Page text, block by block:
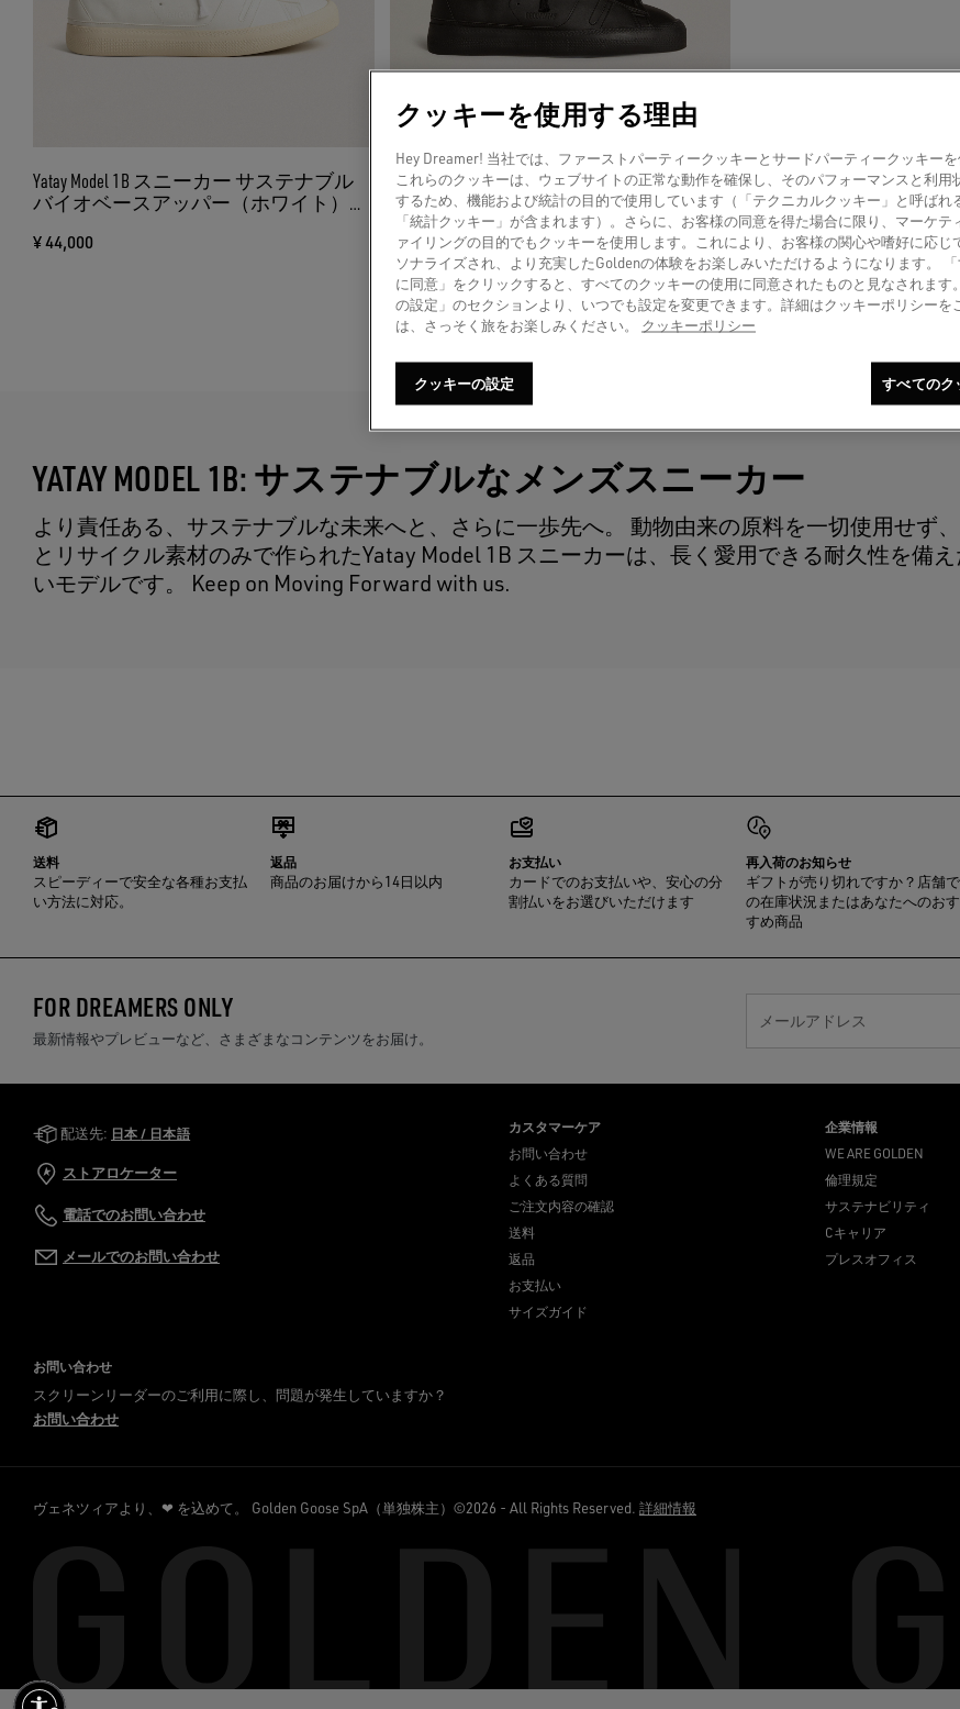
Yatay Model 1B スニーカー サステナブル
バイオベースアッパー（ホワイト）
¥ 44,000
Yatay Model 1B スニーカー サステナブル
バイオベースアッパー Y（ブラック）
¥ 44,000
YATAY MODEL 1B: サステナブルなメンズスニーカー
より責任ある、サステナブルな未来へと、さらに一歩先へ。 動物由来の原料を一切使用せず
とリサイクル素材のみで作られたYatay Model 1B スニーカーは、長く愛用できる耐久性を備
いモデルです。 Keep on Moving Forward with us.
送料
スピーディーで安全な各種お支払
い方法に対応。
返品
商品のお届けから14日以内
お支払い
カードでのお支払いや、安心の分
割払いをお選びいただけます
再入荷のお知らせ
ギフトが売り切れですか？店舗で
の在庫状況またはあなたへのおす
すめ商品
FOR DREAMERS ONLY
最新情報やプレビューなど、さまざまなコンテンツをお届け。
メールアドレス
Golden Goose Services
配送先: 日本 / 日本語
ストアロケーター
電話でのお問い合わせ
メールでのお問い合わせ
カスタマーケア
お問い合わせ
よくある質問
ご注文内容の確認
送料
返品
お支払い
サイズガイド
企業情報
WE ARE GOLDEN
倫理規定
サステナビリティ
Cキャリア
プレスオフィス
お問い合わせ
スクリーンリーダーのご利用に際し、問題が発生していますか？
お問い合わせ
ヴェネツィアより、❤ を込めて。 Golden Goose SpA（単独株主）©2026 - All Rights Reserved. 詳細情報
クッキーを使用する理由
Hey Dreamer! 当社では、ファーストパーティークッキーとサードパーティークッキーを
これらのクッキーは、ウェブサイトの正常な動作を確保し、そのパフォーマンスと利用
するため、機能および統計の目的で使用しています（「テクニカルクッキー」と呼ばれ
「統計クッキー」が含まれます）。さらに、お客様の同意を得た場合に限り、マーケテ
ァイリングの目的でもクッキーを使用します。これにより、お客様の関心や嗜好に応じ
ソナライズされ、より充実したGoldenの体験をお楽しみいただけるようになります。
に同意」をクリックすると、すべてのクッキーの使用に同意されたものと見なされます
の設定」のセクションより、いつでも設定を変更できます。詳細はクッキーポリシーを
は、さっそく旅をお楽しみください。 クッキーポリシー
クッキーの設定 すべてのク